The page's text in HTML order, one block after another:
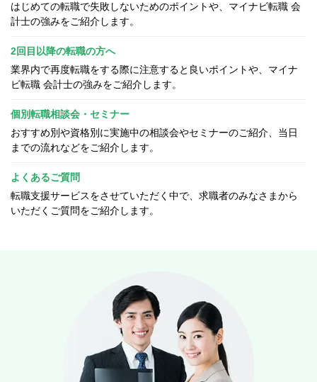
はじめての転職で失敗しないためのポイントや、マイナビ転職 会
計士の強みをご紹介します。
2回目以降の転職の方へ
業界内で再度転職をする際に注意すると良いポイントや、マイナ
ビ転職 会計士の強みをご紹介します。
個別転職相談会・セミナー
おすすめ別や資格別に実施中の相談会やセミナーのご紹介、当日
までの流れなどをご紹介します。
よくあるご質問
転職支援サービスをさせていただく中で、求職者のみなさまから
いただくご質問をご紹介します。